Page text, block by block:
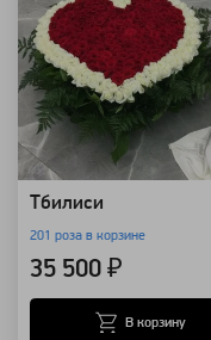
Тбилиси
201 роза в корзине
35 500 ₽
В корзину